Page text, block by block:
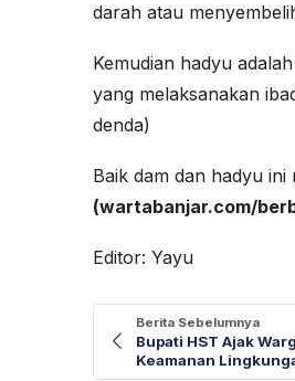
darah atau
Kemudian hadyu
yang melaksanakan
denda)
Baik dam dan hadyu
(wartabanjar.com/
Editor: Yayu
Berita Sebelumnya
Bupati HST Ajak
Keamanan